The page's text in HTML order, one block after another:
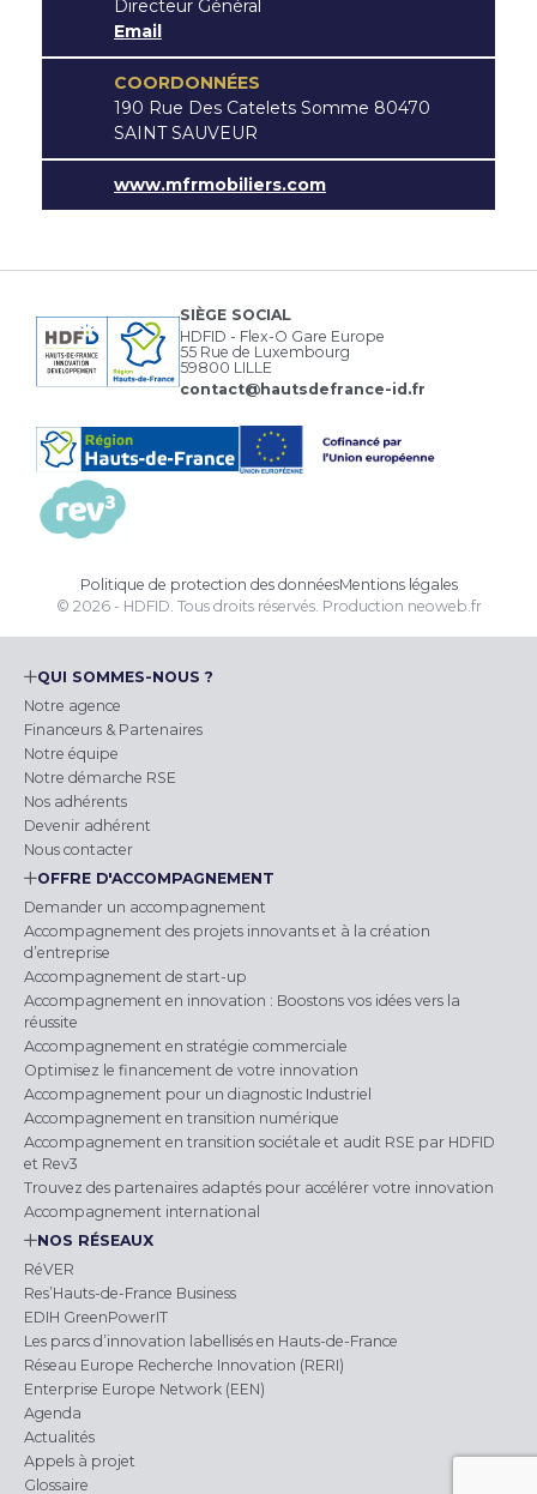
Directeur Général
Email
COORDONNÉES
190 Rue Des Catelets Somme 80470
SAINT SAUVEUR
www.mfrmobiliers.com
SIÈGE SOCIAL
HDFID - Flex-O Gare Europe
55 Rue de Luxembourg
59800 LILLE
contact@hautsdefrance-id.fr
Politique de protection des donnéesMentions légales
© 2026 - HDFID. Tous droits réservés. Production neoweb.fr
QUI SOMMES-NOUS ?
Notre agence
Financeurs & Partenaires
Notre équipe
Notre démarche RSE
Nos adhérents
Devenir adhérent
Nous contacter
OFFRE D'ACCOMPAGNEMENT
Demander un accompagnement
Accompagnement des projets innovants et à la création
d’entreprise
Accompagnement de start-up
Accompagnement en innovation : Boostons vos idées vers la
réussite
Accompagnement en stratégie commerciale
Optimisez le financement de votre innovation
Accompagnement pour un diagnostic Industriel
Accompagnement en transition numérique
Accompagnement en transition sociétale et audit RSE par HDFID
et Rev3
Trouvez des partenaires adaptés pour accélérer votre innovation
Accompagnement international
NOS RÉSEAUX
RéVER
Res’Hauts-de-France Business
EDIH GreenPowerIT
Les parcs d’innovation labellisés en Hauts-de-France
Réseau Europe Recherche Innovation (RERI)
Enterprise Europe Network (EEN)
Agenda
Actualités
Appels à projet
Glossaire